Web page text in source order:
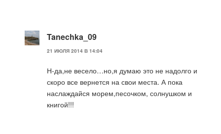
Tanechka_09
21 ИЮЛЯ 2014 В 14:04
Н-да,не весело…но,я думаю это не надолго и
скоро все вернется на свои места. А пока
наслаждайся морем,песочком, солнушком и
книгой!!!